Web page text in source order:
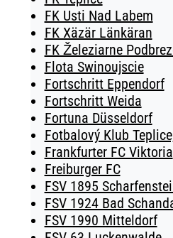
FK Usti Nad Labem
FK Xäzär Länkäran
FK Železiarne
Flota Swinoujscie
Fortschritt Eppendorf
Fortschritt Weida
Fortuna Düsseldorf
Fotbalový Klub
Frankfurter FC Viktoria
Freiburger FC
FSV 1895
FSV 1924 Bad
FSV 1990 Mitteldorf